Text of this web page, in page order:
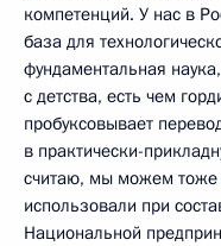
компетенций. У нас в
база для
фундаментальная
с детства, есть чем
пробуксовывает
в практически-
считаю, мы можем
использовали при
Национальной